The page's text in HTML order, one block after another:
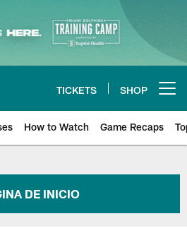
TICKETS SHOP
How to Watch Game Recaps
News
DE INICIO